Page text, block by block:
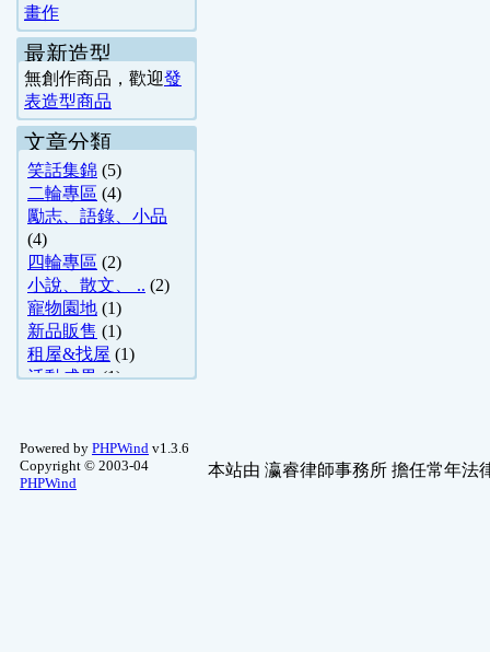
畫作
最新造型
無創作商品，歡迎發
表造型商品
文章分類
笑話集錦 (5)
二輪專區 (4)
勵志、語錄、小品
(4)
四輪專區 (2)
小說、散文、 .. (2)
寵物園地 (1)
新品販售 (1)
租屋&找屋 (1)
活動成果(1)
生態.風景(1)
NDS 討論(1)
數位影視
Powered by PHPWind v1.3.6
Copyright © 2003-04
PHPWind
本站由 瀛睿律師事務所 擔任常年法